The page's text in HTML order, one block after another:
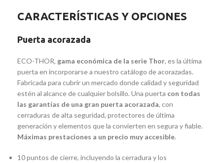
CARACTERÍSTICAS Y OPCIONES
Puerta acorazada
ECO-THOR, gama económica de la serie Thor, es la última
puerta en incorporarse a nuestro catálogo de acorazadas.
Fabricada para cubrir un mercado donde calidad y seguridad
estén al alcance de cualquier bolsillo. Una puerta con todas
las garantías de una gran puerta acorazada, con
cerraduras de alta seguridad, protectores de última
generación y elementos que la convierten en segura y fiable.
Máximas prestaciones a un precio muy accesible.
10 puntos de cierre, incluyendo la cerradura y los